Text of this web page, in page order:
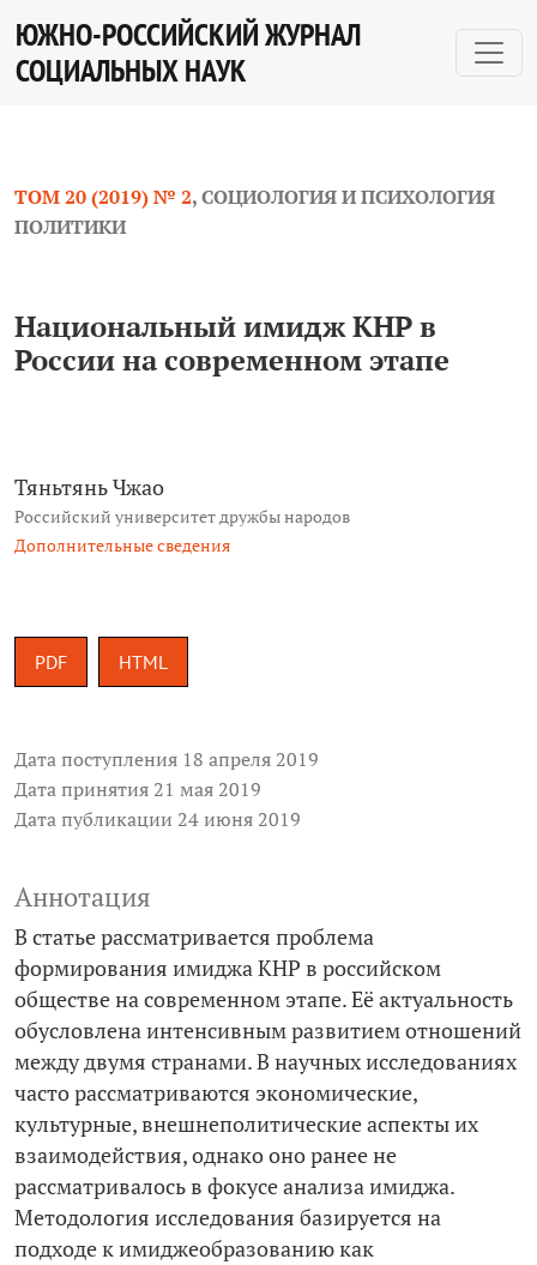
Национальный имидж КНР в России на современном
ЮЖНО-РОССИЙСКИЙ ЖУРНАЛ
СОЦИАЛЬНЫХ НАУК
ТОМ 20 (2019) № 2,СОЦИОЛОГИЯ И ПСИХОЛОГИЯ
ПОЛИТИКИ
Национальный имидж КНР в
России на современном этапе
Тяньтянь Чжао
Российский университет дружбы народов
Дополнительные сведения
PDF HTML
Дата поступления 18 апреля 2019
Дата принятия 21 мая 2019
Дата публикации 24 июня 2019
Аннотация
В статье рассматривается проблема
формирования имиджа КНР в российском
обществе на современном этапе. Её актуальность
обусловлена интенсивным развитием отношений
между двумя странами. В научных исследованиях
часто рассматриваются экономические,
культурные, внешнеполитические аспекты их
взаимодействия, однако оно ранее не
рассматривалось в фокусе анализа имиджа.
Методология исследования базируется на
подходе к имиджеобразованию как